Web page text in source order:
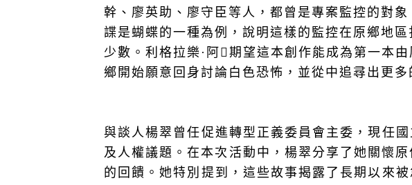
幹、廖英助、廖守臣等人，都曾是專案監控的對
諜是蝴蝶的一種為例，說明這樣的監控在原鄉地
少數。利格拉樂·阿𡠄期望這本創作能成為第一本
鄉開始願意回身討論白色恐怖，並從中追尋出更多
與談人楊翠曾任促進轉型正義委員會主委，現任
及人權議題。在本次活動中，楊翠分享了她關懷
的回饋。她特別提到，這些故事揭露了長期以來